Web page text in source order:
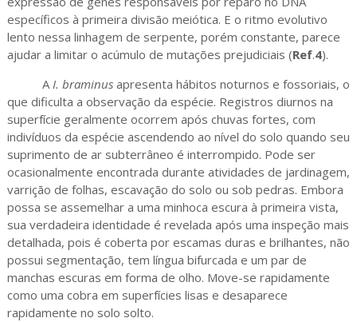
específicos à primeira divisão meiótica. E o ritmo evolutivo
lento nessa linhagem de serpente, porém constante, parece
ajudar a limitar o acúmulo de mutações prejudiciais (Ref.4).
AI. braminusapresenta hábitos noturnos e fossoriais, o
que dificulta a observação da espécie. Registros diurnos na
superfície geralmente ocorrem após chuvas fortes, com
indivíduos da espécie ascendendo ao nível do solo quando seu
suprimento de ar subterrâneo é interrompido. Pode ser
ocasionalmente encontrada durante atividades de jardinagem,
varrição de folhas, escavação do solo ou sob pedras. Embora
possa se assemelhar a uma minhoca escura à primeira vista,
sua verdadeira identidade é revelada após uma inspeção mais
detalhada, pois é coberta por escamas duras e brilhantes, não
possui segmentação, tem língua bifurcada e um par de
manchas escuras em forma de olho. Move-se rapidamente
como uma cobra em superfícies lisas e desaparece
rapidamente no solo solto.